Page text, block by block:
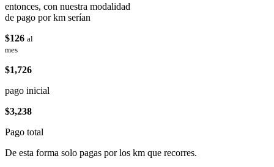
entonces, con nuestra modalidad
de pago por km serían
$126 al
mes
$1,726
pago inicial
$3,238
Pago total
De esta forma solo pagas por los km que recorres.